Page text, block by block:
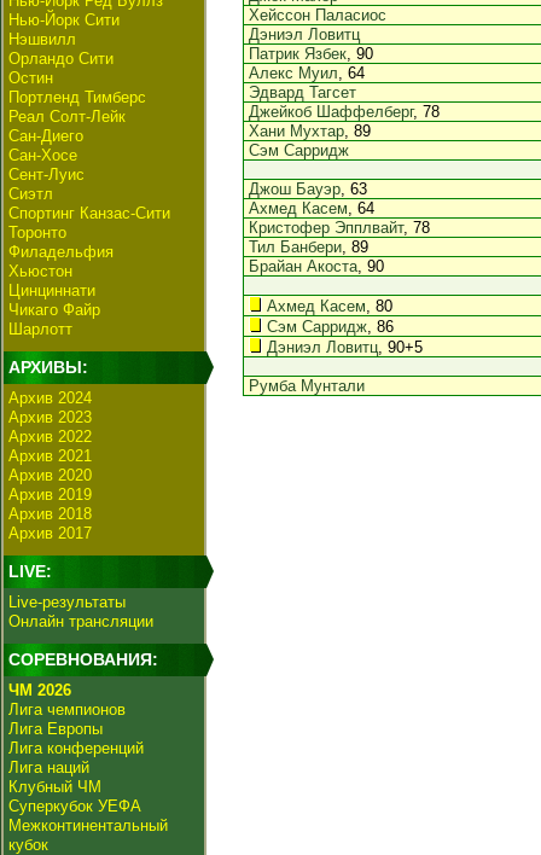
Нью-Йорк Сити
Нэшвилл
Орландо Сити
Остин
Портленд Тимберс
Реал Солт-Лейк
Сан-Диего
Сан-Хосе
Сент-Луис
Сиэтл
Спортинг Канзас-Сити
Торонто
Филадельфия
Хьюстон
Цинциннати
Чикаго Файр
Шарлотт
АРХИВЫ:
Архив 2024
Архив 2023
Архив 2022
Архив 2021
Архив 2020
Архив 2019
Архив 2018
Архив 2017
LIVE:
Live-результаты
Онлайн трансляции
СОРЕВНОВАНИЯ:
ЧМ 2026
Лига чемпионов
Лига Европы
Лига конференций
Лига наций
Клубный ЧМ
Суперкубок УЕФА
Межконтинентальный
кубок
Хейссон Паласиос
Дэниэл Ловитц
Патрик Язбек, 90
Алекс Муил, 64
Эдвард Тагсет
Джейкоб Шаффелберг, 78
Хани Мухтар, 89
Сэм Сарридж
Джош Бауэр, 63
Ахмед Касем, 64
Кристофер Эпплвайт, 78
Тил Банбери, 89
Брайан Акоста, 90
Ахмед Касем, 80
Сэм Сарридж, 86
Дэниэл Ловитц, 90+5
Румба Мунтали